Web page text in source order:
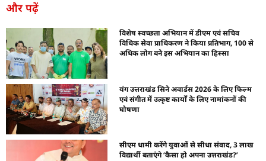
और पढ़ें
विशेष स्वच्छता अभियान में डीएम एवं सचिव
विधिक सेवा प्राधिकरण ने किया प्रतिभाग, 100 से
अधिक लोग बने इस अभियान का हिस्सा
यंग उत्तराखंड सिने अवार्डस 2026 के लिए फिल्म
एवं संगीत में उत्कृष्ट कार्यों के लिए नामांकनों की
घोषणा
सीएम धामी करेंगे युवाओं से सीधा संवाद, 3 लाख
विद्यार्थी बताएंगे ‘कैसा हो अपना उत्तराखंड?’